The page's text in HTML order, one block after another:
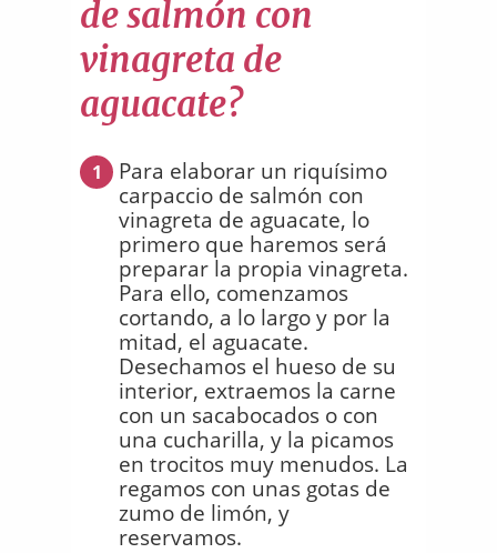
de salmón con
vinagreta de
aguacate?
1
Para elaborar un riquísimo
carpaccio de salmón con
vinagreta de aguacate, lo
primero que haremos será
preparar la propia vinagreta.
Para ello, comenzamos
cortando, a lo largo y por la
mitad, el aguacate.
Desechamos el hueso de su
interior, extraemos la carne
con un sacabocados o con
una cucharilla, y la picamos
en trocitos muy menudos. La
regamos con unas gotas de
zumo de limón, y
reservamos.